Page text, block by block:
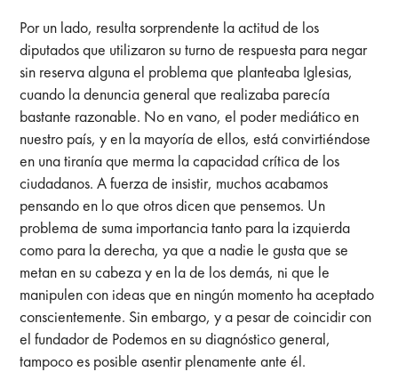
Por un lado, resulta sorprendente la actitud de los
diputados que utilizaron su turno de respuesta para negar
sin reserva alguna el problema que planteaba Iglesias,
cuando la denuncia general que realizaba parecía
bastante razonable. No en vano, el poder mediático en
nuestro país, y en la mayoría de ellos, está convirtiéndose
en una tiranía que merma la capacidad crítica de los
ciudadanos. A fuerza de insistir, muchos acabamos
pensando en lo que otros dicen que pensemos. Un
problema de suma importancia tanto para la izquierda
como para la derecha, ya que a nadie le gusta que se
metan en su cabeza y en la de los demás, ni que le
manipulen con ideas que en ningún momento ha aceptado
conscientemente. Sin embargo, y a pesar de coincidir con
el fundador de Podemos en su diagnóstico general,
tampoco es posible asentir plenamente ante él.